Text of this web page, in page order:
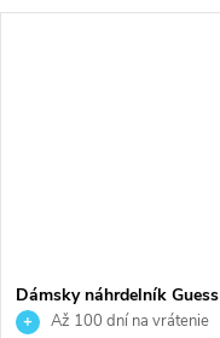
Dámsky náhrdelník Guess
JUBN06150JWYGT
Až 100 dní na vrátenie